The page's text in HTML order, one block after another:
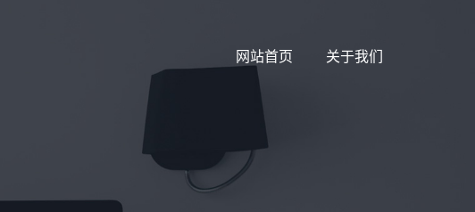
网站首页 关于我们